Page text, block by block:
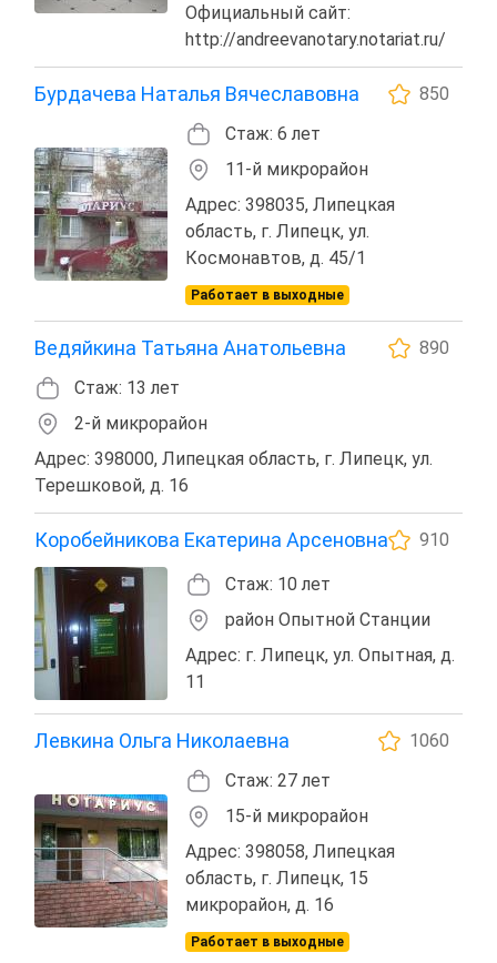
Официальный сайт:
http://andreevanotary.notariat.ru/
Бурдачева Наталья Вячеславовна
850
Стаж: 6 лет
11-й микрорайон
Адрес: 398035, Липецкая
область, г. Липецк, ул.
Космонавтов, д. 45/1
Работает в выходные
Ведяйкина Татьяна Анатольевна
890
Стаж: 13 лет
2-й микрорайон
Адрес: 398000, Липецкая область, г. Липецк, ул.
Терешковой, д. 16
Коробейникова Екатерина Арсеновна 910
Стаж: 10 лет
район Опытной Станции
Адрес: г. Липецк, ул. Опытная, д.
11
Левкина Ольга Николаевна
1060
Стаж: 27 лет
15-й микрорайон
Адрес: 398058, Липецкая
область, г. Липецк, 15
микрорайон, д. 16
Работает в выходные